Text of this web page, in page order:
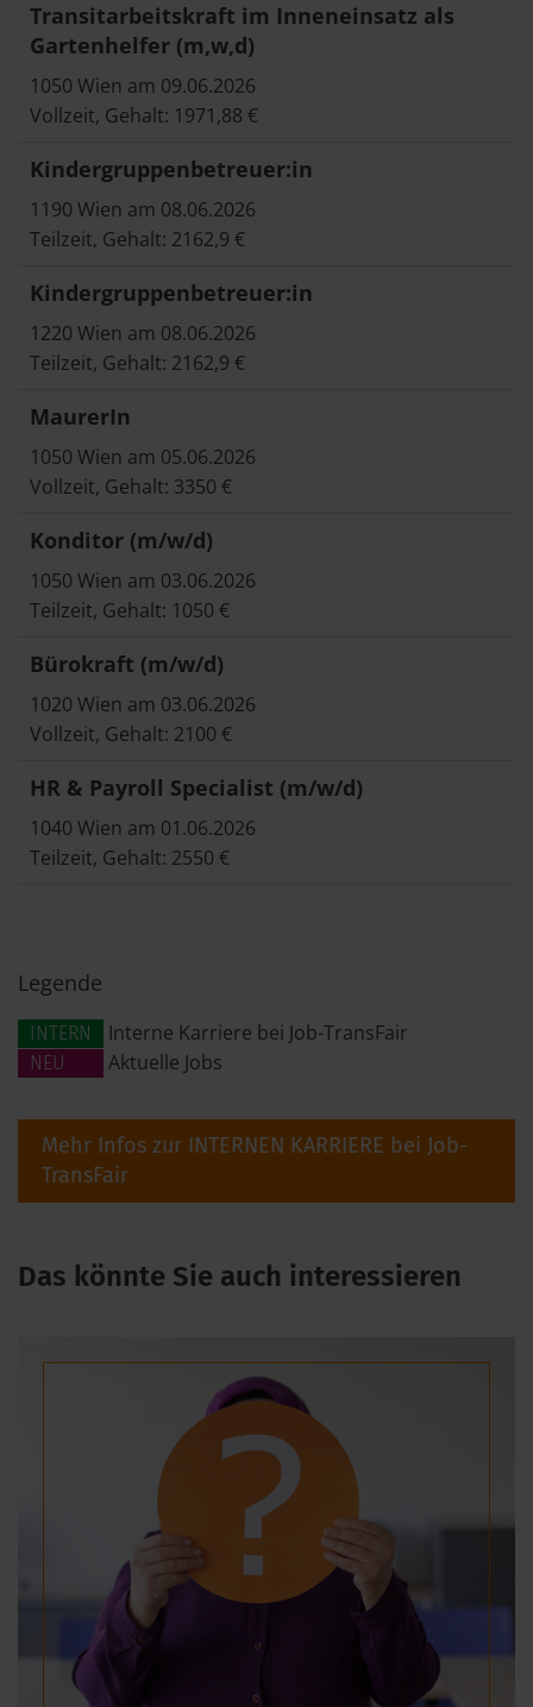
Transitarbeitskraft im Inneneinsatz als
Gartenhelfer (m,w,d)
1050 Wien am 09.06.2026
Vollzeit, Gehalt: 1971,88 €
Kindergruppenbetreuer:in
1190 Wien am 08.06.2026
Teilzeit, Gehalt: 2162,9 €
Kindergruppenbetreuer:in
1220 Wien am 08.06.2026
Teilzeit, Gehalt: 2162,9 €
MaurerIn
1050 Wien am 05.06.2026
Vollzeit, Gehalt: 3350 €
Konditor (m/w/d)
1050 Wien am 03.06.2026
Teilzeit, Gehalt: 1050 €
Bürokraft (m/w/d)
1020 Wien am 03.06.2026
Vollzeit, Gehalt: 2100 €
HR & Payroll Specialist (m/w/d)
1040 Wien am 01.06.2026
Teilzeit, Gehalt: 2550 €
Legende
INTERN Interne Karriere bei Job-TransFair
NEU Aktuelle Jobs
Mehr Infos zur INTERNEN KARRIERE bei Job-
TransFair
Das könnte Sie auch interessieren